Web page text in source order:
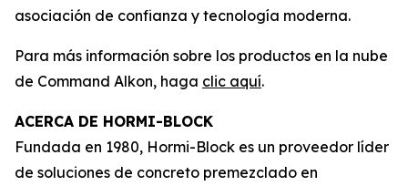
asociación de confianza y tecnología moderna.
Para más información sobre los productos en la nube
de Command Alkon, haga clic aquí.
ACERCA DE HORMI-BLOCK
Fundada en 1980, Hormi-Block es un proveedor líder
de soluciones de concreto premezclado en